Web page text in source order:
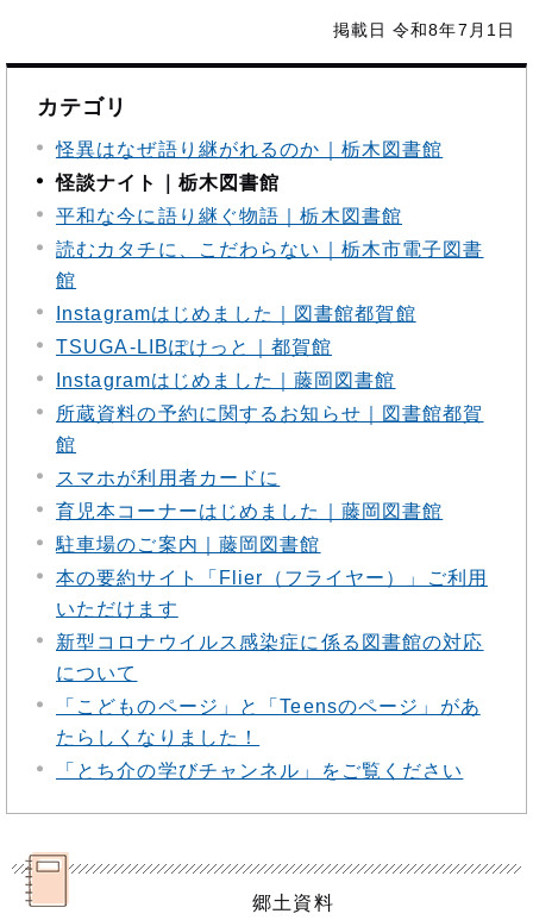
掲載日 令和8年7月1日
カテゴリ
怪異はなぜ語り継がれるのか｜栃木図書館
怪談ナイト｜栃木図書館
平和な今に語り継ぐ物語｜栃木図書館
読むカタチに、こだわらない｜栃木市電子図書
館
Instagramはじめました｜図書館都賀館
TSUGA-LIBぽけっと｜都賀館
Instagramはじめました｜藤岡図書館
所蔵資料の予約に関するお知らせ｜図書館都賀
館
スマホが利用者カードに
育児本コーナーはじめました｜藤岡図書館
駐車場のご案内｜藤岡図書館
本の要約サイト「Flier（フライヤー）」ご利用
いただけます
新型コロナウイルス感染症に係る図書館の対応
について
「こどものページ」と「Teensのページ」があ
たらしくなりました！
「とち介の学びチャンネル」をご覧ください
郷土資料